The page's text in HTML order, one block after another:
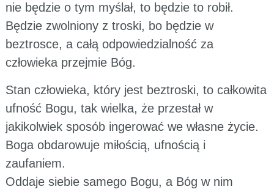
nie będzie o tym myślał, to będzie to robił.
Będzie zwolniony z troski, bo będzie w
beztrosce, a całą odpowiedzialność za
człowieka przejmie Bóg.
Stan człowieka, który jest beztroski, to całkowita
ufność Bogu, tak wielka, że przestał w
jakikolwiek sposób ingerować we własne życie.
Boga obdarowuje miłością, ufnością i
zaufaniem.
Oddaje siebie samego Bogu, a Bóg w nim